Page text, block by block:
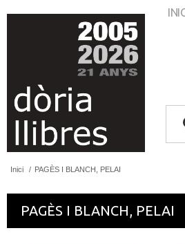
Inici / PAGÈS I BLANCH, PELAI
PAGÈS I BLANCH, PELAI